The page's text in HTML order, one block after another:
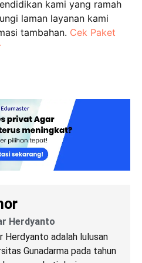
kami yang ramah
laman layanan kami
tambahan. Cek Paket
Herdyanto
Herdyanto adalah lulusan
Gunadarma pada tahun